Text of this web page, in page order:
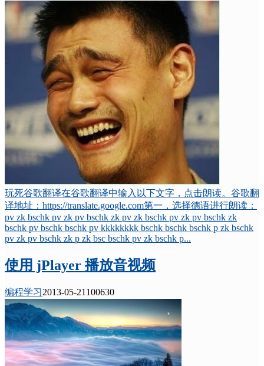
玩死谷歌翻译在谷歌翻译中输入以下文字，点击朗读。谷歌翻
译地址：https://translate.google.com第一，选择德语进行朗读：
pv zk bschk pv zk pv bschk zk pv zk bschk pv zk pv bschk zk
bschk pv bschk bschk pv kkkkkkkk bschk bschk bschk p zk bschk
pv zk pv bschk zk p zk bsc bschk pv zk bschk p...
使用 jPlayer 播放音视频
编程学习2013-05-21 100630